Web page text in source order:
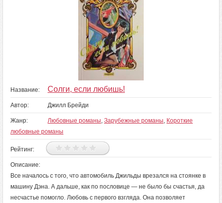
Название: Солги, если любишь!
Автор: Джилл Брейди
Жанр: Любовные романы, Зарубежные романы, Короткие
любовные романы
Рейтинг:
Описание:
Все началось с того, что автомобиль Джильды врезался на стоянке в
машину Дэна. А дальше, как по пословице — не было бы счастья, да
несчастье помогло. Любовь с первого взгляда. Она позволяет